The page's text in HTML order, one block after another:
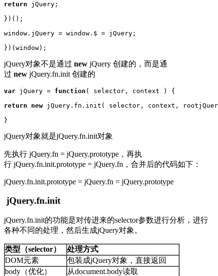
return jQuery;
})();
window.jQuery = window.$ = jQuery;
})(window);
jQuery对象不是通过 new jQuery 创建的，而是通
过 new jQuery.fn.init 创建的
var jQuery = function ( selector, context ) {
return
new jQuery.fn.init( selector, context,
}
jQuery对象就是jQuery.fn.init对象
先执行 jQuery.fn = jQuery.prototype，再执
行 jQuery.fn.init.prototype = jQuery.fn，合并后的代码如下：
jQuery.fn.init.prototype = jQuery.fn = jQuery.prototype
jQuery.fn.init
jQuery.fn.init的功能是对传进来的selector参数进行分析，进行
各种不同的处理，然后生成jQuery对象。
类型（selector）
处理方式
DOM元素
包装成jQuery对象，直接返回
body（优化）
从document.body读取